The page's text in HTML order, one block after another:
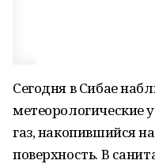
Сегодня в Сибае
метеорологические
газ, накопившийся
поверхность. В